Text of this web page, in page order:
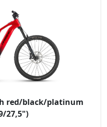
red/black/platinum
27,5")